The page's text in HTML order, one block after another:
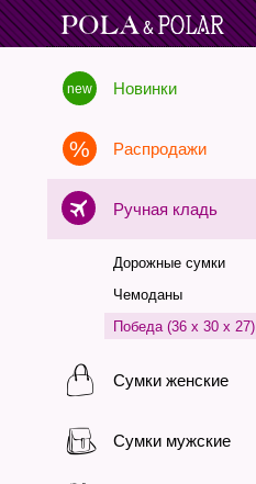
Новинки
Распродажи
Ручная кладь
Дорожные сумки
Чемоданы
Победа (36 х 30 х 27)
Сумки женские
Сумки мужские